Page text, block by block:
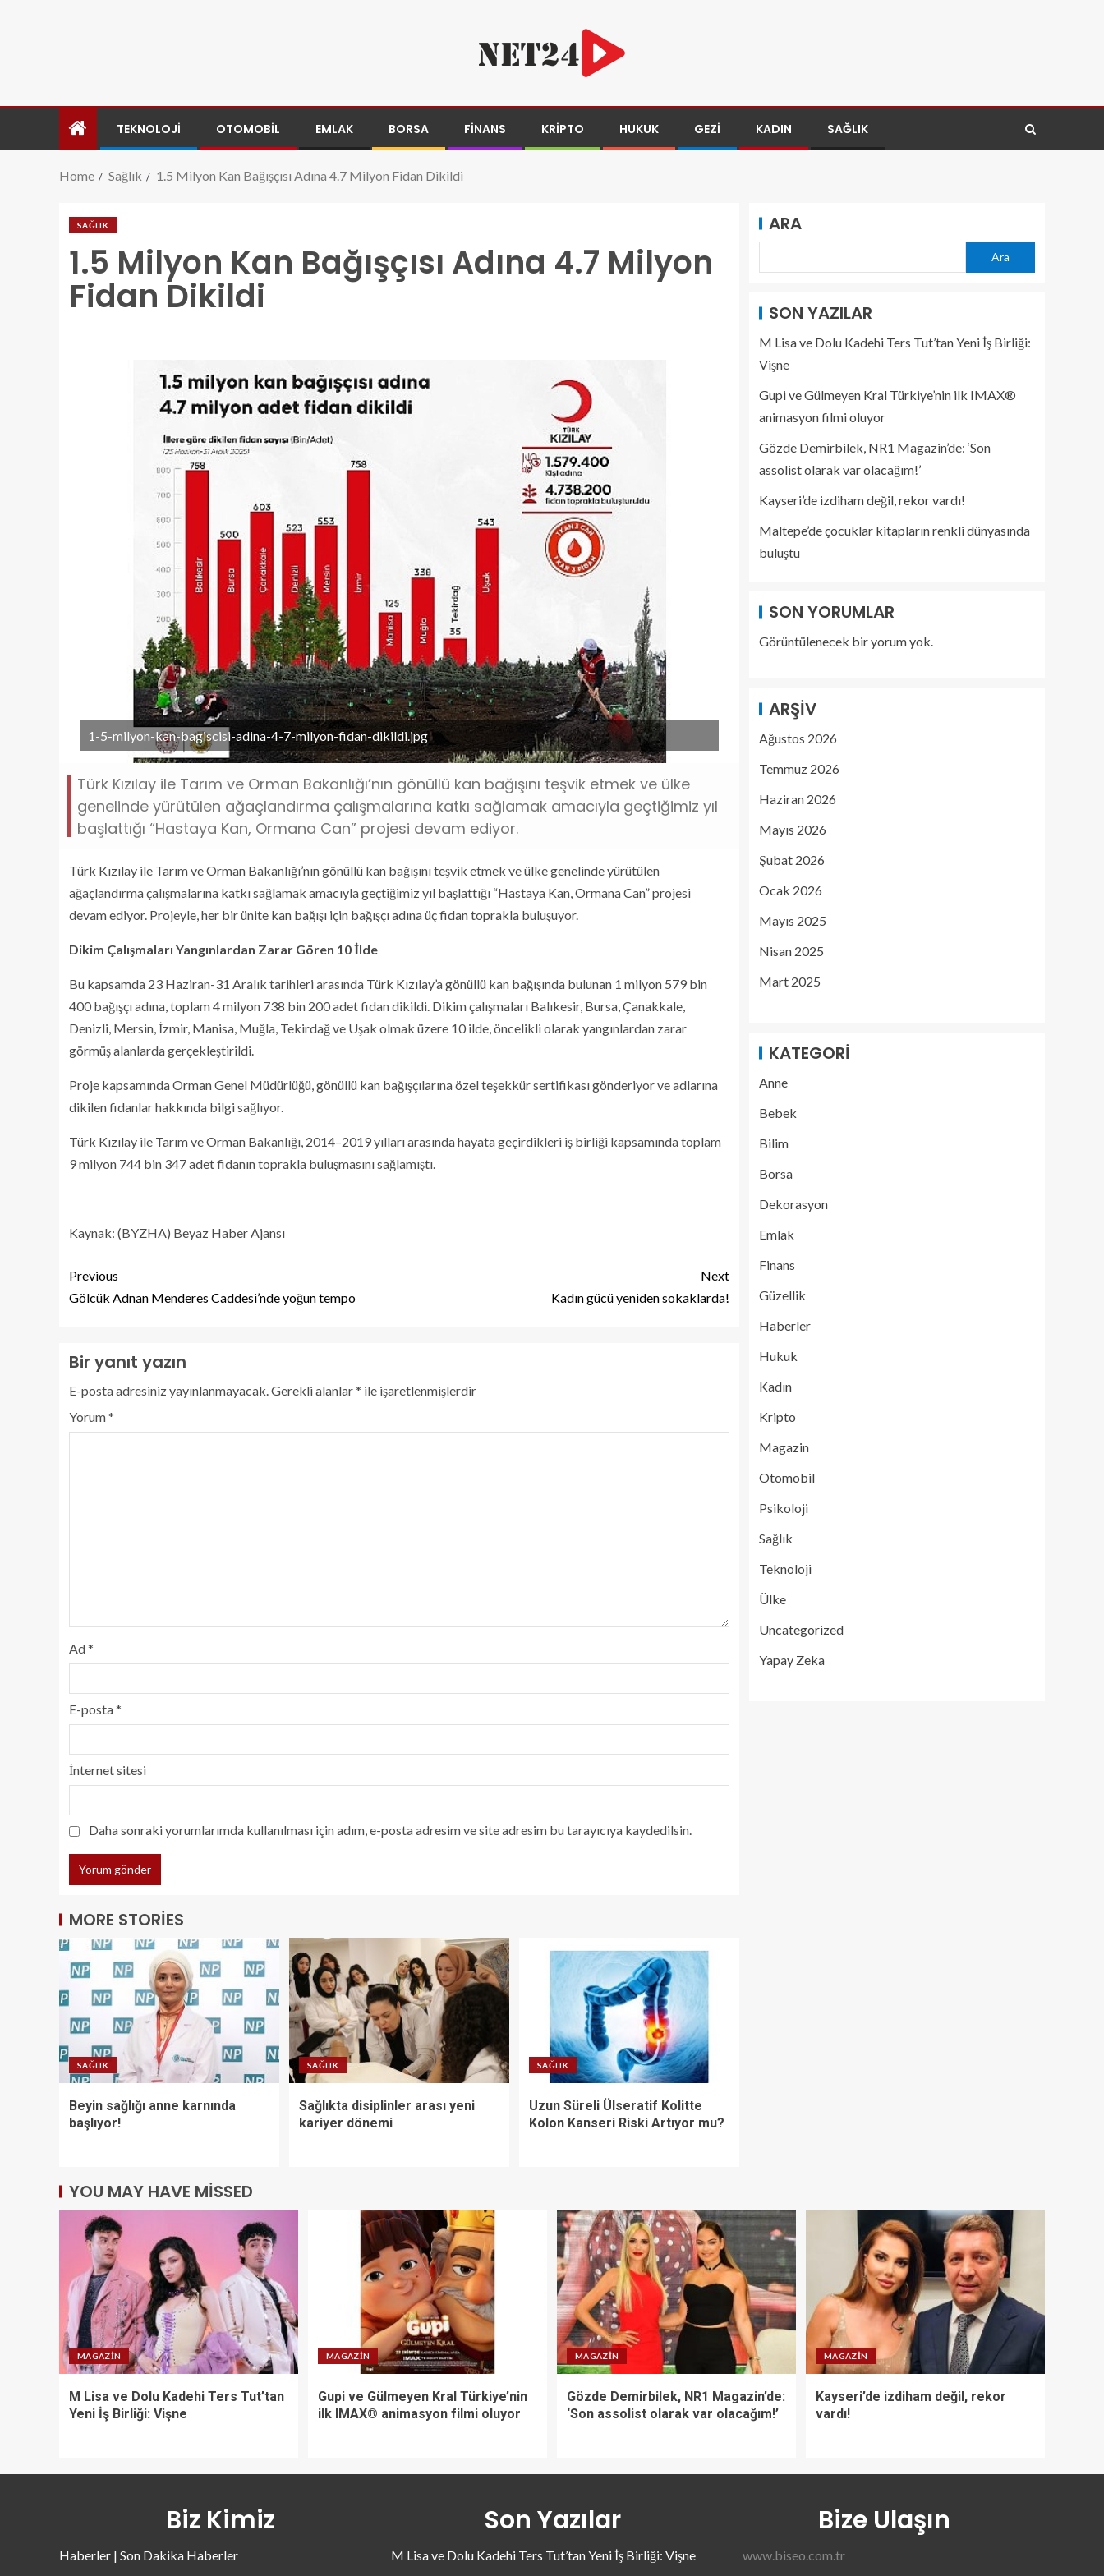
TEKNOLOJI OTOMOBIL EMLAK BORSA FINANS KRIPTO HUKUK GEZI KADIN SAĞLIK
Home Sağlık 1.5 Milyon Kan Bağışçısı Adına 4.7 Milyon Fidan Dikildi
SAĞLIK
1.5 Milyon Kan Bağışçısı Adına 4.7 Milyon
Fidan Dikildi
1-5-milyon-kan-bagiscisi-adina-4-7-milyon-fidan-dikildi.jpg
Türk Kızılay ile Tarım ve Orman Bakanlığı’nın gönüllü kan bağışını teşvik etmek ve ülke
genelinde yürütülen ağaçlandırma çalışmalarına katkı sağlamak amacıyla geçtiğimiz yıl
başlattığı “Hastaya Kan, Ormana Can” projesi devam ediyor.
Türk Kızılay ile Tarım ve Orman Bakanlığı’nın gönüllü kan bağışını teşvik etmek ve ülke genelinde yürütülen
ağaçlandırma çalışmalarına katkı sağlamak amacıyla geçtiğimiz yıl başlattığı “Hastaya Kan, Ormana Can” projesi
devam ediyor. Projeyle, her bir ünite kan bağışı için bağışçı adına üç fidan toprakla buluşuyor.
Dikim Çalışmaları Yangınlardan Zarar Gören 10 İlde
Bu kapsamda 23 Haziran-31 Aralık tarihleri arasında Türk Kızılay’a gönüllü kan bağışında bulunan 1 milyon 579 bin
400 bağışçı adına, toplam 4 milyon 738 bin 200 adet fidan dikildi. Dikim çalışmaları Balıkesir, Bursa, Çanakkale,
Denizli, Mersin, İzmir, Manisa, Muğla, Tekirdağ ve Uşak olmak üzere 10 ilde, öncelikli olarak yangınlardan zarar
görmüş alanlarda gerçekleştirildi.
Proje kapsamında Orman Genel Müdürlüğü, gönüllü kan bağışçılarına özel teşekkür sertifikası gönderiyor ve adlarına
dikilen fidanlar hakkında bilgi sağlıyor.
Türk Kızılay ile Tarım ve Orman Bakanlığı, 2014–2019 yılları arasında hayata geçirdikleri iş birliği kapsamında toplam
9 milyon 744 bin 347 adet fidanın toprakla buluşmasını sağlamıştı.
Kaynak: (BYZHA) Beyaz Haber Ajansı
Previous
Gölcük Adnan Menderes Caddesi’nde yoğun tempo
Next
Kadın gücü yeniden sokaklarda!
Bir yanıt yazın
E-posta adresiniz yayınlanmayacak.Gerekli alanlar* ile işaretlenmişlerdir
Yorum*
Ad*
E-posta*
İnternet sitesi
Daha sonraki yorumlarımda kullanılması için adım, e-posta adresim ve site adresim bu tarayıcıya kaydedilsin.
MORE STORIES
SAĞLIK
Beyin sağlığı anne karnında
başlıyor!
SAĞLIK
Sağlıkta disiplinler arası yeni
kariyer dönemi
SAĞLIK
Uzun Süreli Ülseratif Kolitte
Kolon Kanseri Riski Artıyor mu?
ARA
Ara
SON YAZILAR
M Lisa ve Dolu Kadehi Ters Tut’tan Yeni İş Birliği:
Vişne
Gupi ve Gülmeyen Kral Türkiye’nin ilk IMAX®
animasyon filmi oluyor
Gözde Demirbilek, NR1 Magazin’de: ‘Son
assolist olarak var olacağım!’
Kayseri’de izdiham değil, rekor vardı!
Maltepe’de çocuklar kitapların renkli dünyasında
buluştu
SON YORUMLAR
Görüntülenecek bir yorum yok.
ARŞIV
Ağustos 2026
Temmuz 2026
Haziran 2026
Mayıs 2026
Şubat 2026
Ocak 2026
Mayıs 2025
Nisan 2025
Mart 2025
KATEGORI
Anne
Bebek
Bilim
Borsa
Dekorasyon
Emlak
Finans
Güzellik
Haberler
Hukuk
Kadın
Kripto
Magazin
Otomobil
Psikoloji
Sağlık
Teknoloji
Ülke
Uncategorized
Yapay Zeka
YOU MAY HAVE MISSED
MAGAZIN
M Lisa ve Dolu Kadehi Ters Tut’tan
Yeni İş Birliği: Vişne
MAGAZIN
Gupi ve Gülmeyen Kral Türkiye’nin
ilk IMAX® animasyon filmi oluyor
MAGAZIN
Gözde Demirbilek, NR1 Magazin’de:
‘Son assolist olarak var olacağım!’
MAGAZIN
Kayseri’de izdiham değil, rekor
vardı!
Biz Kimiz
Haberler | Son Dakika Haberler
Son Yazılar
M Lisa ve Dolu Kadehi Ters Tut’tan Yeni İş Birliği: Vişne
Bize Ulaşın
www.biseo.com.tr